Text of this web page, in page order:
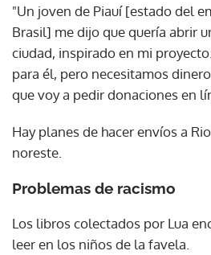
"Un joven de Piauí [estado del
Brasil] me dijo que quería abrir
ciudad, inspirado en mi
para él, pero necesitamos
que voy a pedir donaciones en
Hay planes de hacer envíos a
noreste.
Problemas de racismo
Los libros colectados por Lua
leer en los niños de la favela.